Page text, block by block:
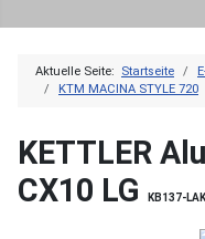
Aktuelle Seite: Startseite
KTM MACINA STYLE 720
KETTLER
CX10 LG
KB137-